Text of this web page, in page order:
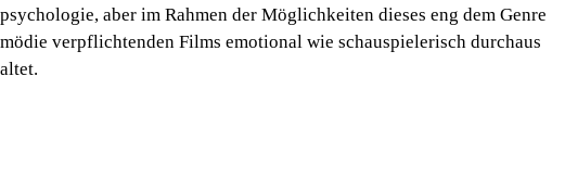
aber im Rahmen der Möglichkeiten dieses eng dem Genre
verpflichtenden Films emotional wie schauspielerisch durchaus